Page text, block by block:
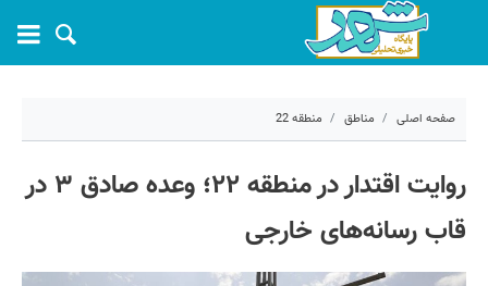
صفحه اصلی مناطق منطقه 22
روایت اقتدار در منطقه ۲۲؛ وعده صادق ۳ در
قاب رسانه‌های خارجی